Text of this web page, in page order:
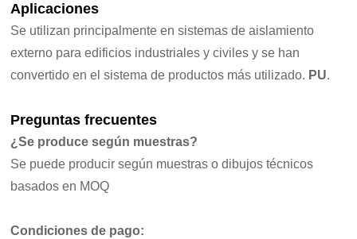
Aplicaciones
Se utilizan principalmente en sistemas de aislamiento
externo para edificios industriales y civiles y se han
convertido en el sistema de productos más utilizado. PU.
Preguntas frecuentes
¿Se produce según muestras?
Se puede producir según muestras o dibujos técnicos
basados en MOQ
Condiciones de pago: